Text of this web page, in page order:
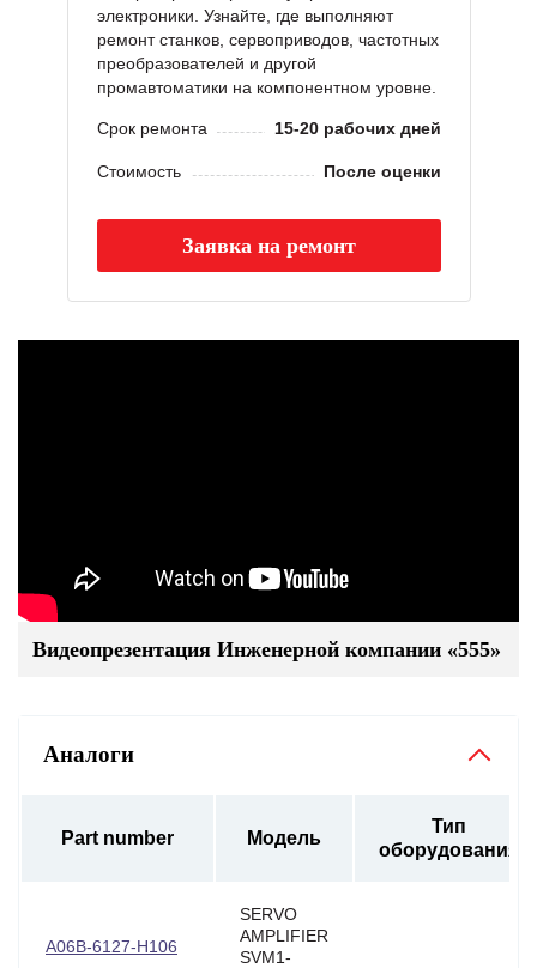
электроники. Узнайте, где выполняют
ремонт станков, сервоприводов, частотных
преобразователей и другой
промавтоматики на компонентном уровне.
Срок ремонта 15-20 рабочих дней
Стоимость После оценки
Заявка на ремонт
Видеопрезентация Инженерной компании «555»
Аналоги
Part number Модель
Тип
оборудования
A06B-6127-H106
SERVO
AMPLIFIER
SVM1-